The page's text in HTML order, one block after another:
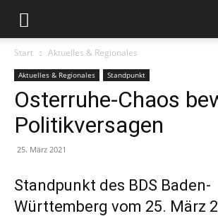
Start Aktuelles & Regionales
Aktuelles & Regionales Standpunkt
Osterruhe-Chaos
Politikversagen
25. März 2021
Standpunkt des BDS Baden-
Württemberg vom 25. März